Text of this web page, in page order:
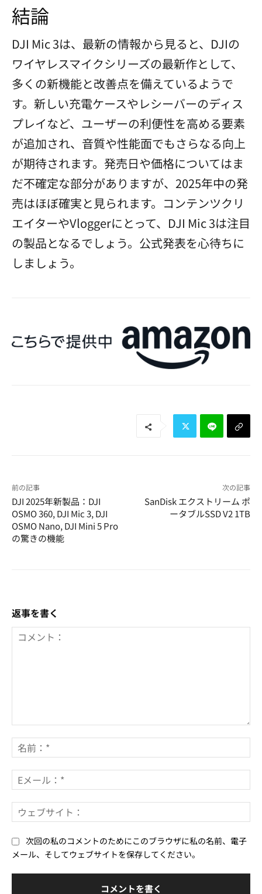
結論
DJI Mic 3は、最新の情報から見ると、DJIの
ワイヤレスマイクシリーズの最新作として、
多くの新機能と改善点を備えているようで
す。新しい充電ケースやレシーバーのディス
プレイなど、ユーザーの利便性を高める要素
が追加され、音質や性能面でもさらなる向上
が期待されます。発売日や価格についてはま
だ不確定な部分がありますが、2025年中の発
売はほぼ確実と見られます。コンテンツクリ
エイターやVloggerにとって、DJI Mic 3は注目
の製品となるでしょう。公式発表を心待ちに
しましょう。
前の記事
DJI 2025年新製品：DJI
OSMO 360, DJI Mic 3, DJI
OSMO Nano, DJI Mini 5 Pro
の驚きの機能
次の記事
SanDisk エクストリーム ポ
ータブルSSD V2 1TB
返事を書く
メ
ン
ト：
前
*
メ
ー
*ェ
次回の私のコメントのためにこのブラウザに私の名前、電子
メール、そしてウェブサイトを保存してください。